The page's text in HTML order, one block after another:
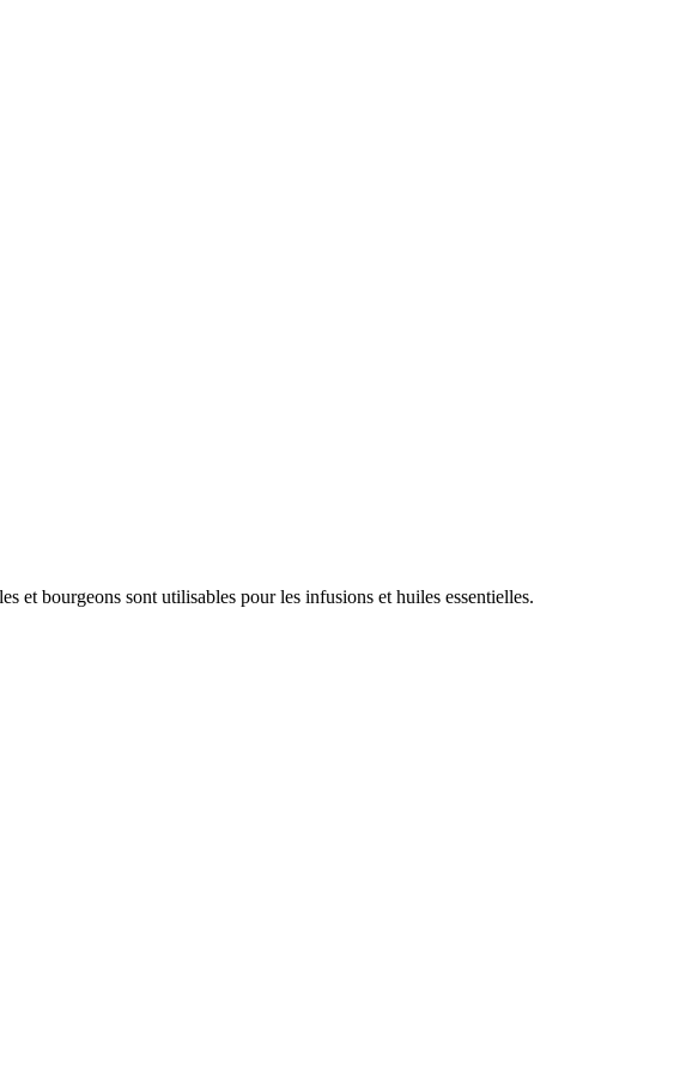
et bourgeons sont utilisables pour les infusions et huiles essentielles.